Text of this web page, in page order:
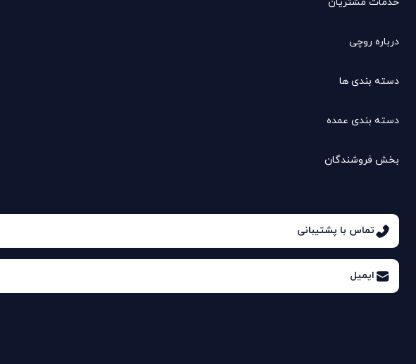
درباره روچی
دسته بندی ها
دسته بندی عمده
بخش فروشندگان
تماس با پشتیبانی
ایمیل